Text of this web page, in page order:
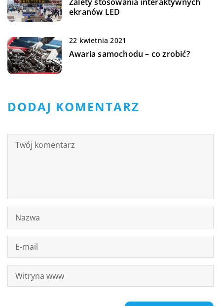
ekranów LED
22 kwietnia 2021
Awaria samochodu – co zrobić?
DODAJ KOMENTARZ